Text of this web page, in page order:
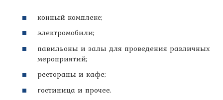
конный комплекс;
электромобили;
павильоны и залы для проведения различных
мероприятий;
рестораны и кафе;
гостиница и прочее.